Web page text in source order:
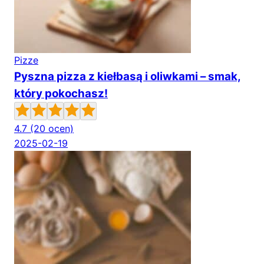
Pizze
Pyszna pizza z kiełbasą i oliwkami – smak,
który pokochasz!
4.7 (20 ocen)
2025-02-19